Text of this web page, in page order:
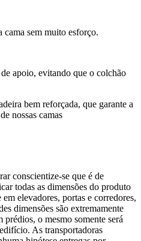
cama sem muito esforço.
apoio, evitando que o colchão
bem reforçada, que garante a
nossas camas
conscientize-se que é de
todas as dimensões do produto
elevadores, portas e corredores,
dimensões são extremamente
prédios, o mesmo somente será
As transportadoras